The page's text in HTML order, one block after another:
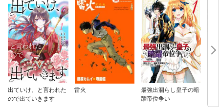
出ていけ、と言われた
ので出ていきます
雷火
最強出涸らし皇子の暗
躍帝位争い